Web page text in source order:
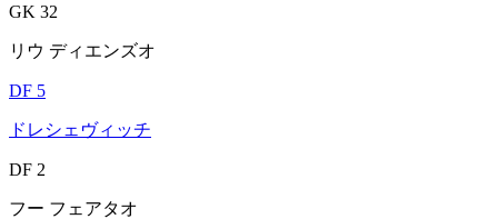
GK 32
リウ ディエンズオ
DF 5
ドレシェヴィッチ
DF 2
フー フェアタオ